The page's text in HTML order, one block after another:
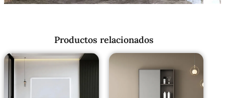
Productos relacionados